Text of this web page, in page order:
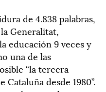
de 4.838 palabras,
Generalitat,
educación 9 veces y
una de las
“la tercera
desde 1980”.